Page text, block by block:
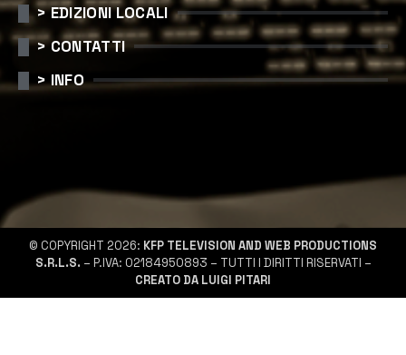
> EDIZIONI LOCALI
> CONTATTI
> INFO
© COPYRIGHT 2026: KFP TELEVISION AND WEB PRODUCTIONS
S.R.L.S.– P.IVA: 02184950893 – TUTTI I DIRITTI RISERVATI –
CREATO DA LUIGI PITARI